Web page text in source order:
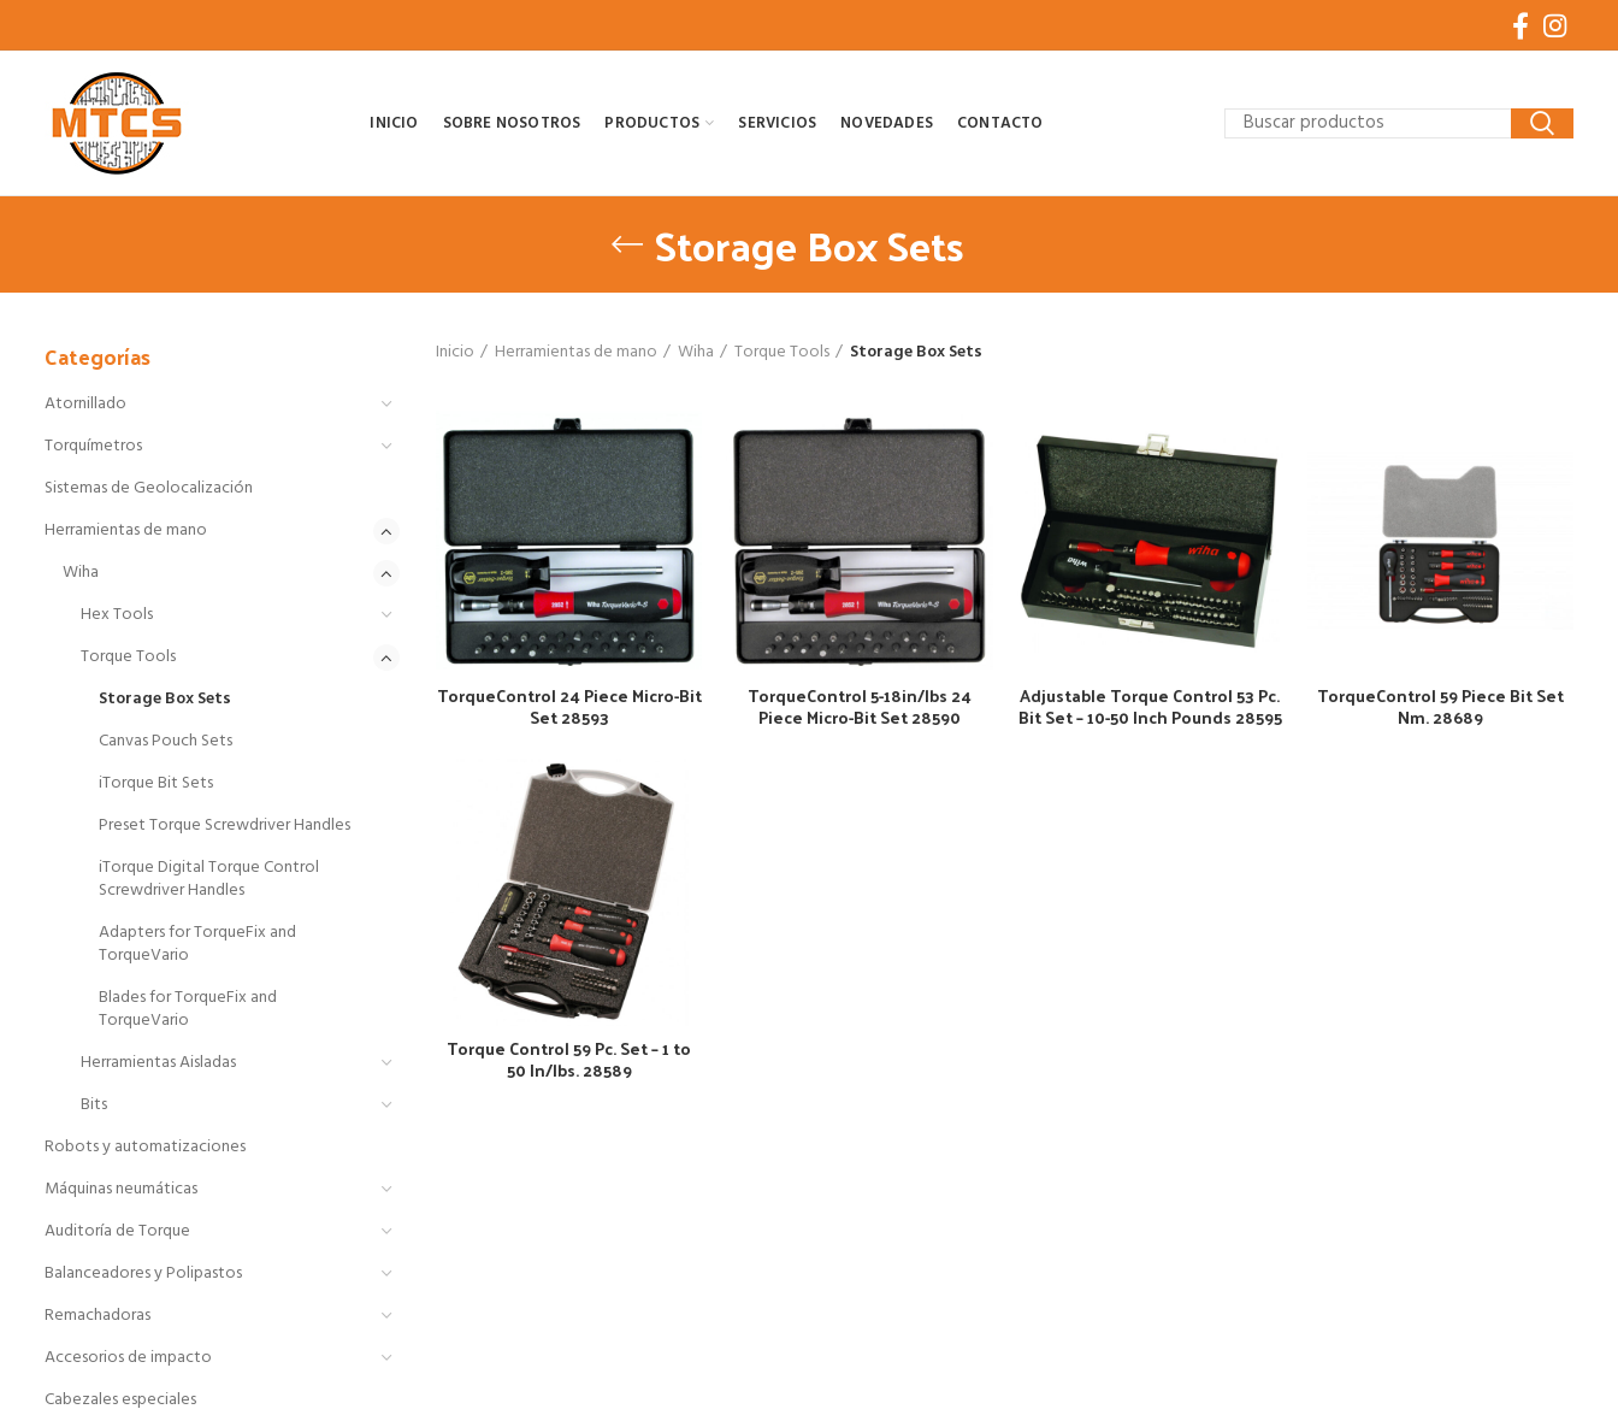
INICIO SOBRE NOSOTROS PRODUCTOS SERVICIOS NOVEDADES CONTACTO
Storage Box Sets
Categorías
Atornillado
Torquímetros
Sistemas de Geolocalización
Herramientas de mano
Wiha
Hex Tools
Torque Tools
Storage Box Sets
Canvas Pouch Sets
iTorque Bit Sets
Preset Torque Screwdriver Handles
iTorque Digital Torque Control
Screwdriver Handles
Adapters for TorqueFix and
TorqueVario
Blades for TorqueFix and
TorqueVario
Herramientas Aisladas
Bits
Robots y automatizaciones
Máquinas neumáticas
Auditoría de Torque
Balanceadores y Polipastos
Remachadoras
Accesorios de impacto
Cabezales especiales
Inicio Herramientas de mano Wiha Torque Tools Storage Box Sets
TorqueControl 24 Piece Micro-Bit
Set 28593
TorqueControl 5-18in/lbs 24
Piece Micro-Bit Set 28590
Adjustable Torque Control 53 Pc.
Bit Set – 10-50 Inch Pounds 28595
TorqueControl 59 Piece Bit Set
Nm. 28689
Torque Control 59 Pc. Set – 1 to
50 In/lbs. 28589